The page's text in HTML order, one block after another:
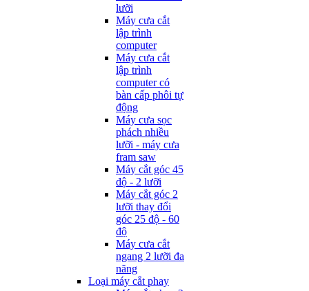
lưỡi
Máy cưa cắt
lập trình
computer
Máy cưa cắt
lập trình
computer có
bàn cấp phôi tự
động
Máy cưa sọc
phách nhiều
lưỡi - máy cưa
fram saw
Máy cắt góc 45
độ - 2 lưỡi
Máy cắt góc 2
lưỡi thay đổi
góc 25 độ - 60
độ
Máy cưa cắt
ngang 2 lưỡi đa
năng
Loại máy cắt phay